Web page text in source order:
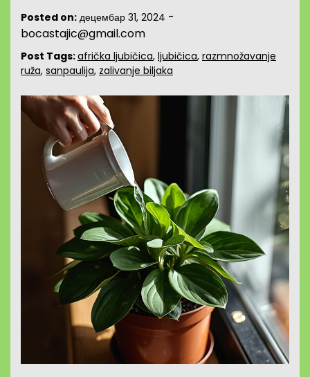
Posted on: децембар 31, 2024 -
bocastajic@gmail.com
Post Tags:afrička ljubičica, ljubičica, razmnožavanje
ruža, sanpaulija, zalivanje biljaka